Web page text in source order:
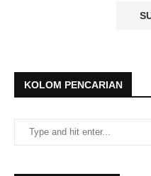
KOLOM PENCARIAN